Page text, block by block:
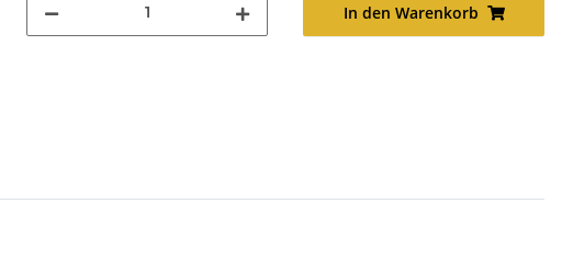
In den Warenkorb